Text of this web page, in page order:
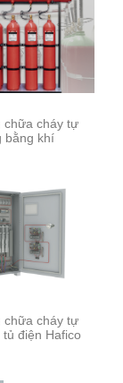
chữa cháy tự
bằng khí
chữa cháy tự
điện Hafico